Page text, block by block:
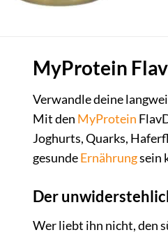
MyProtein
Verwandle deine
Mit den MyProtein
Joghurts, Quarks,
gesundeErnährungsein
Der
Wer liebt ihn nicht, den